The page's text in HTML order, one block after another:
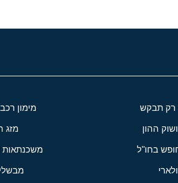
רק תבקש מימון
ההון מזג
בחו"ל משכנתאות